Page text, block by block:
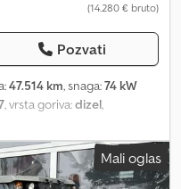
(14.280 € bruto)
Pozvati
47.514 km, snaga:74 kW
, vrsta goriva:dizel,
ulica *
Djdpfx Aaozm Eliemskr *
– 1300 mm * Укупна
Mali oglas